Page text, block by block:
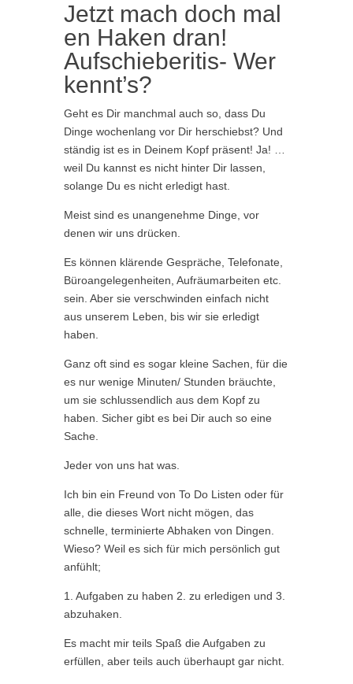
Jetzt mach doch mal
en Haken dran!
Aufschieberitis- Wer
kennt’s?
Geht es Dir manchmal auch so, dass Du
Dinge wochenlang vor Dir herschiebst? Und
ständig ist es in Deinem Kopf präsent! Ja! …
weil Du kannst es nicht hinter Dir lassen,
solange Du es nicht erledigt hast.
Meist sind es unangenehme Dinge, vor
denen wir uns drücken.
Es können klärende Gespräche, Telefonate,
Büroangelegenheiten, Aufräumarbeiten etc.
sein. Aber sie verschwinden einfach nicht
aus unserem Leben, bis wir sie erledigt
haben.
Ganz oft sind es sogar kleine Sachen, für die
es nur wenige Minuten/ Stunden bräuchte,
um sie schlussendlich aus dem Kopf zu
haben. Sicher gibt es bei Dir auch so eine
Sache.
Jeder von uns hat was.
Ich bin ein Freund von To Do Listen oder für
alle, die dieses Wort nicht mögen, das
schnelle, terminierte Abhaken von Dingen.
Wieso? Weil es sich für mich persönlich gut
anfühlt;
1. Aufgaben zu haben 2. zu erledigen und 3.
abzuhaken.
Es macht mir teils Spaß die Aufgaben zu
erfüllen, aber teils auch überhaupt gar nicht.